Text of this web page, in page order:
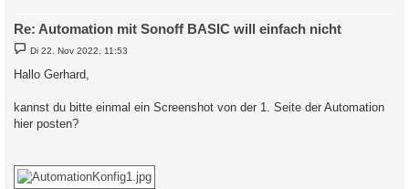
Re: Automation mit Sonoff BASIC will einfach nicht
B
e
i
t
g
Di 22. Nov 2022, 11:53
Hallo Gerhard,
kannst du bitte einmal ein Screenshot von der 1. Seite der Automation
hier posten?